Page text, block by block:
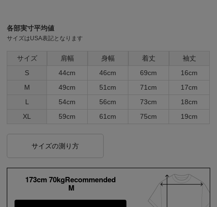
各部実寸平均値
サイズはUSA表記となります
サイズ 肩幅 身幅 着丈
袖丈
S
44cm 46cm 69cm
16cm
M
49cm 51cm 71cm
17cm
L
54cm 56cm 73cm
18cm
XL
59cm 61cm 75cm 19cm
サイズの測り方
173cm 70kgRecommended
M